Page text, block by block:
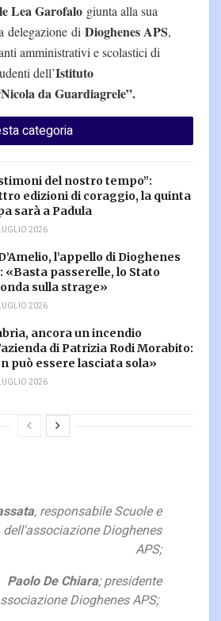
Lea Garofalo giunta alla sua
delegazione di Dioghenes APS,
amministrativi e scolastici di
dell’Istituto
da Guardiagrele”.
categoria
del nostro tempo”:
edizioni di coraggio, la quinta
sarà a Padula
2026
l’appello di Dioghenes
«Basta passerelle, lo Stato
sulla strage»
2026
ancora un incendio
di Patrizia Rodi Morabito:
può essere lasciata sola»
2026
, responsabile Scuole e
dell'associazione Dioghenes
APS;
Paolo De Chiara; presidente
Dioghenes APS;